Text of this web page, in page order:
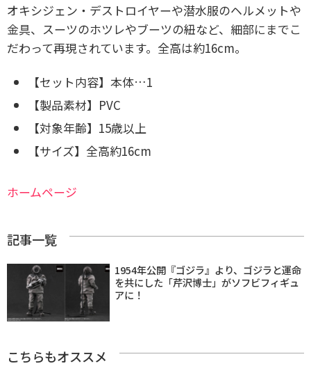
オキシジェン・デストロイヤーや潜水服のヘルメットや
金具、スーツのホツレやブーツの紐など、細部にまでこ
だわって再現されています。全高は約16cm。
【セット内容】 本体…1
【製品素材】 PVC
【対象年齢】 15歳以上
【サイズ】 全高約16cm
ホームページ
記事一覧
1954年公開『ゴジラ』より、ゴジラと運命
を共にした「芹沢博士」がソフビフィギュ
アに！
こちらもオススメ